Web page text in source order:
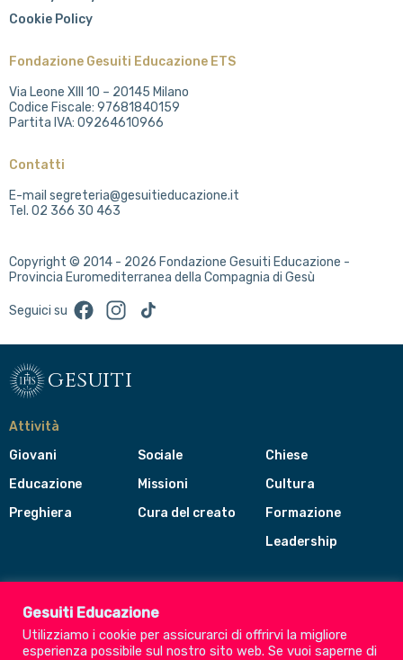
Cookie Policy
Fondazione Gesuiti Educazione ETS
Via Leone XIII 10 – 20145 Milano
Codice Fiscale: 97681840159
Partita IVA: 09264610966
Contatti
E-mail segreteria@gesuitieducazione.it
Tel. 02 366 30 463
Copyright © 2014 - 2026 Fondazione Gesuiti Educazione -
Provincia Euromediterranea della Compagnia di Gesù
Seguici su FacebookInstagram
TikTok
gesuiti
Attività
Giovani
Educazione
Preghiera
Sociale
Missioni
Cura del creato
Chiese
Cultura
Formazione
Leadership
Menù
navigazione
del
Gesuiti Educazione
Utilizziamo i cookie per assicurarci di offrirvi la migliore
esperienza possibile sul nostro sito web. Se vuoi saperne di